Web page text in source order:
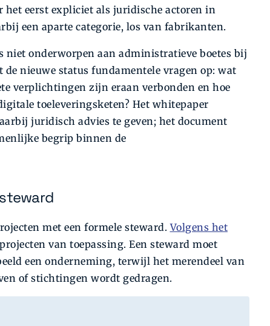
eerst expliciet als juridische actoren in
een aparte categorie, los van fabrikanten.
onderworpen aan administratieve boetes bij
nieuwe status fundamentele vragen op: wat
verplichtingen zijn eraan verbonden en hoe
toeleveringsketen? Het whitepaper
juridisch advies te geven; het document
begrip binnen de
met een formele steward.Volgens het
van toepassing. Een steward moet
een onderneming, terwijl het merendeel van
of stichtingen wordt gedragen.